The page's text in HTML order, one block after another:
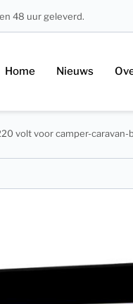
48 uur geleverd.
Home Nieuws
volt voor camper-caravan-